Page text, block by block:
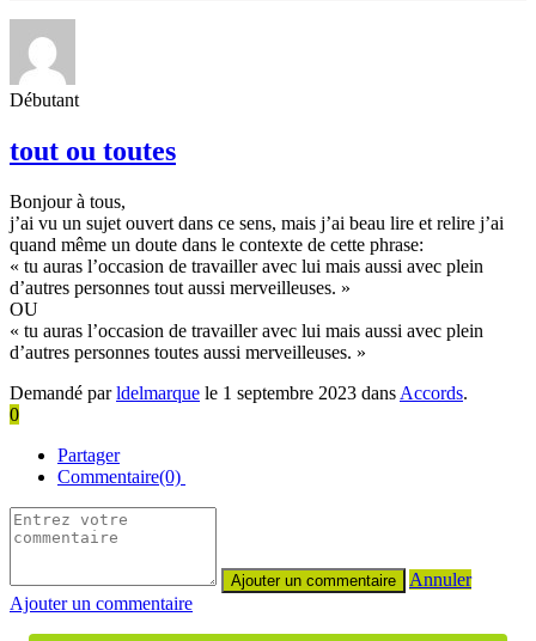
Débutant
tout ou toutes
Bonjour à tous,
j’ai vu un sujet ouvert dans ce sens, mais j’ai beau lire et relire j’ai
quand même un doute dans le contexte de cette phrase:
« tu auras l’occasion de travailler avec lui mais aussi avec plein
d’autres personnes tout aussi merveilleuses. »
OU
« tu auras l’occasion de travailler avec lui mais aussi avec plein
d’autres personnes toutes aussi merveilleuses. »
Demandé parldelmarque le 1 septembre 2023 dans Accords.
0
Partager
Commentaire(0)
Annuler
Ajouter un commentaire